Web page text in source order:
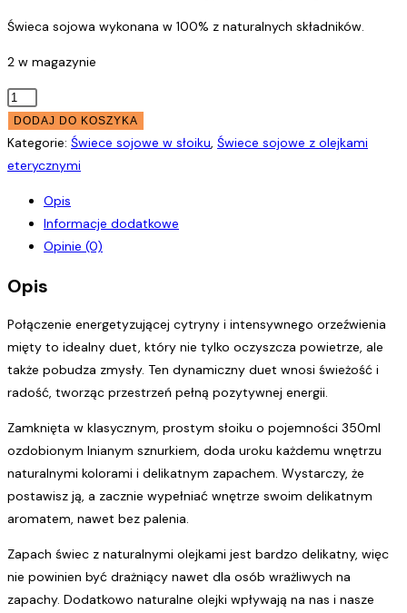
Świeca sojowa wykonana w 100% z naturalnych składników.
2 w magazynie
ilość
Cytryna
z
Miętą
świeca
sojowa
DODAJ DO KOSZYKA
Kategorie: Świece sojowe w słoiku, Świece sojowe z olejkami
eterycznymi
Opis
Informacje dodatkowe
Opinie (0)
Opis
Połączenie energetyzującej cytryny i intensywnego orzeźwienia
mięty to idealny duet, który nie tylko oczyszcza powietrze, ale
także pobudza zmysły. Ten dynamiczny duet wnosi świeżość i
radość, tworząc przestrzeń pełną pozytywnej energii.
Zamknięta w klasycznym, prostym słoiku o pojemności 350ml
ozdobionym lnianym sznurkiem, doda uroku każdemu wnętrzu
naturalnymi kolorami i delikatnym zapachem. Wystarczy, że
postawisz ją, a zacznie wypełniać wnętrze swoim delikatnym
aromatem, nawet bez palenia.
Zapach świec z naturalnymi olejkami jest bardzo delikatny, więc
nie powinien być drażniący nawet dla osób wrażliwych na
zapachy. Dodatkowo naturalne olejki wpływają na nas i nasze